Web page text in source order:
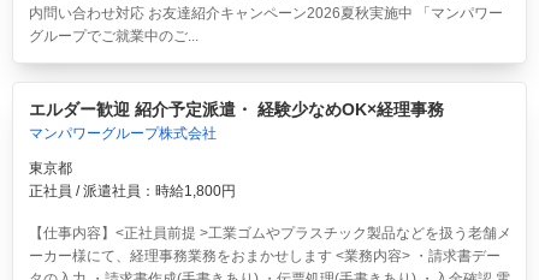
内問い合わせ対応 お友達紹介キャンペーン2026夏秋実施中 「マンパワー
グループでご就業中のご...
エルダー歓迎 紹介予定派遣・ 経験少なめOK×経理事務
マンパワーグループ株式会社
東京都
正社員 / 派遣社員：時給1,800円
【仕事内容】<正社員前提 >工業ゴムやプラスチック製品などを扱う老舗メ
ーカー様にて、経理事務業務をおまかせします <業務内容> ・請求書デー